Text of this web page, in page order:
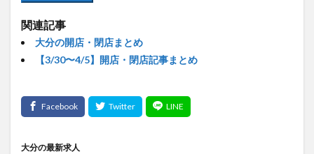
関連記事
大分の開店・閉店まとめ
【3/30〜4/5】開店・閉店記事まとめ
大分の最新求人